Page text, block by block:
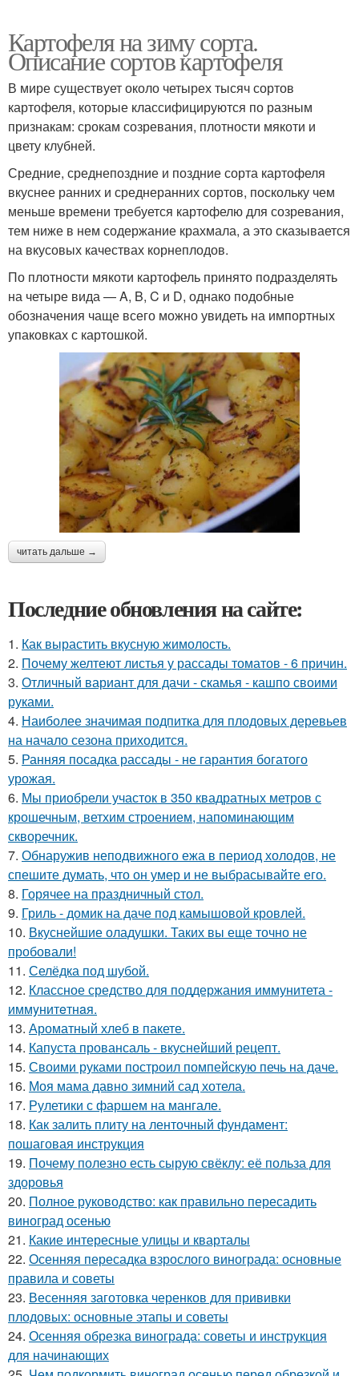
Картофеля на зиму сорта.
Описание сортов картофеля
В мире существует около четырех тысяч сортов
картофеля, которые классифицируются по разным
признакам: срокам созревания, плотности мякоти и
цвету клубней.
Средние, среднепоздние и поздние сорта картофеля
вкуснее ранних и среднеранних сортов, поскольку чем
меньше времени требуется картофелю для созревания,
тем ниже в нем содержание крахмала, а это сказывается
на вкусовых качествах корнеплодов.
По плотности мякоти картофель принято подразделять
на четыре вида — A, B, C и D, однако подобные
обозначения чаще всего можно увидеть на импортных
упаковках с картошкой.
читать дальше →
Последние обновления на сайте:
1. Как вырастить вкусную жимолость.
2. Почему желтеют листья у рассады томатов - 6 причин.
3. Отличный вариант для дачи - скамья - кашпо своими
руками.
4. Наиболее значимая подпитка для плодовых деревьев
на начало сезона приходится.
5. Ранняя посадка рассады - не гарантия богатого
урожая.
6. Мы приобрели участок в 350 квадратных метров с
крошечным, ветхим строением, напоминающим
скворечник.
7. Обнаружив неподвижного ежа в период холодов, не
спешите думать, что он умер и не выбрасывайте его.
8. Горячее на праздничный стол.
9. Гриль - домик на даче под камышовой кровлей.
10. Вкуснейшие оладушки. Таких вы еще точно не
пробовали!
11. Селёдка под шубой.
12. Классное средство для поддержания иммунитета -
иммyнитeтнaя.
13. Ароматный хлеб в пакете.
14. Капуста провансаль - вкуснейший рецепт.
15. Своими руками построил помпейскую печь на даче.
16. Моя мама давно зимний сад хотела.
17. Рулетики с фаршем на мангале.
18. Как залить плиту на ленточный фундамент:
пошаговая инструкция
19. Почему полезно есть сырую свёклу: её польза для
здоровья
20. Полное руководство: как правильно пересадить
виноград осенью
21. Какие интересные улицы и кварталы
22. Осенняя пересадка взрослого винограда: основные
правила и советы
23. Весенняя заготовка черенков для прививки
плодовых: основные этапы и советы
24. Осенняя обрезка винограда: советы и инструкция
для начинающих